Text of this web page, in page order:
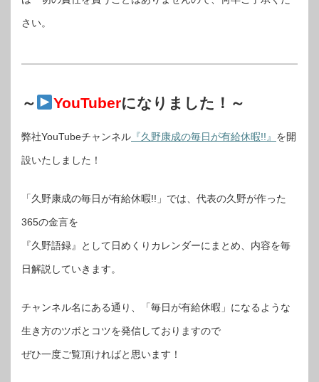
さい。
～ YouTuberになりました！～
弊社YouTubeチャンネル 『久野康成の毎日が有給休暇!!』 を開
設いたしました！
「久野康成の毎日が有給休暇!!」では、代表の久野が作った
365の金言を
『久野語録』として日めくりカレンダーにまとめ、内容を毎
日解説していきます。
チャンネル名にある通り、「毎日が有給休暇」になるような
生き方のツボとコツを発信しておりますので
ぜひ一度ご覧頂ければと思います！